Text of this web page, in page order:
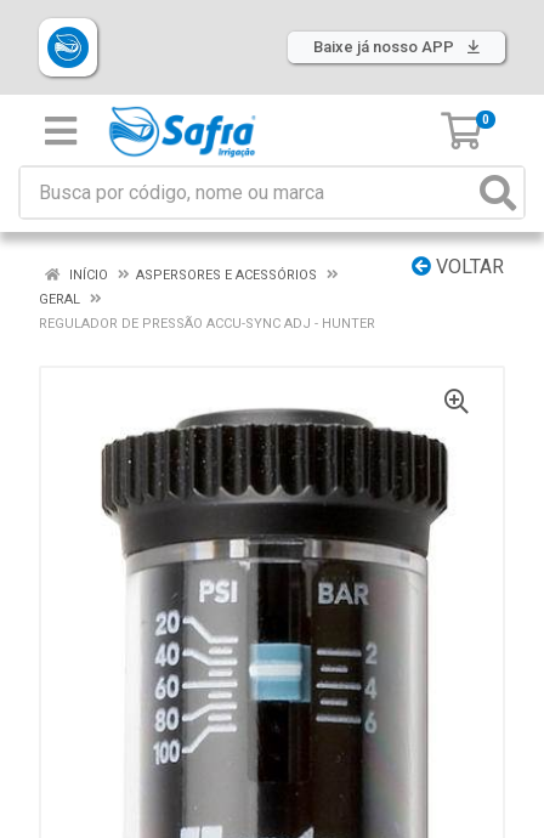
Baixe já nosso APP
0
VOLTAR
INÍCIO
ASPERSORES E ACESSÓRIOS
GERAL
REGULADOR DE PRESSÃO ACCU-SYNC ADJ - HUNTER